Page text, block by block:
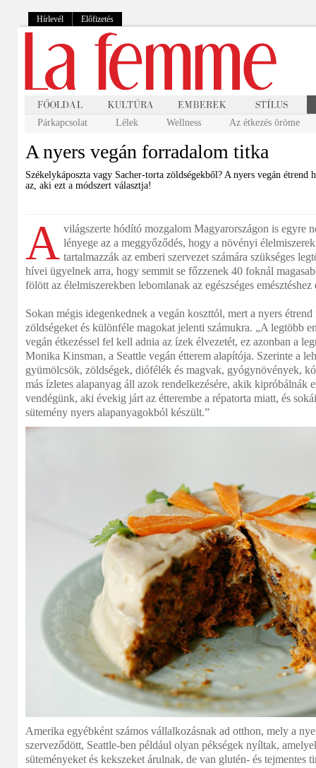
Hírlevél Előfizetés
Párkapcsolat Lélek Wellness Az étkezés öröme
A nyers vegán forradalom titka
Székelykáposzta vagy Sacher-torta zöldségekből? A nyers vegán étrend
az, aki ezt a módszert választja!
A világszerte hódító mozgalom Magyarországon is egyre
lényege az a meggyőződés, hogy a növényi
tartalmazzák az emberi szervezet számára szükséges
hívei ügyelnek arra, hogy semmit se főzzenek 40 foknál
fölött az élelmiszerekben lebomlanak az egészséges
Sokan mégis idegenkednek a vegán koszttól, mert a nyers
zöldségeket és különféle magokat jelenti számukra. „A legtöbb
vegán étkezéssel fel kell adnia az ízek élvezetét, ez azonban a
Monika Kinsman, a Seattle vegán étterem alapítója. Szerinte a
gyümölcsök, zöldségek, diófélék és magvak, gyógynövények,
más ízletes alapanyag áll azok rendelkezésére, akik kipróbálnák
vendégünk, aki évekig járt az étterembe a répatorta miatt, és
sütemény nyers alapanyagokból készült.”
Amerika egyébként számos vállalkozásnak ad otthon, mely a
szerveződött, Seattle-ben például olyan pékségek nyíltak,
süteményeket és kekszeket árulnak, de van glutén- és tejmentes